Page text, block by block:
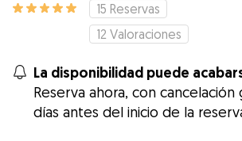
15 Reservas
12 Valoraciones
La disponibilidad puede
Reserva ahora, con cancelación
días antes del inicio de la